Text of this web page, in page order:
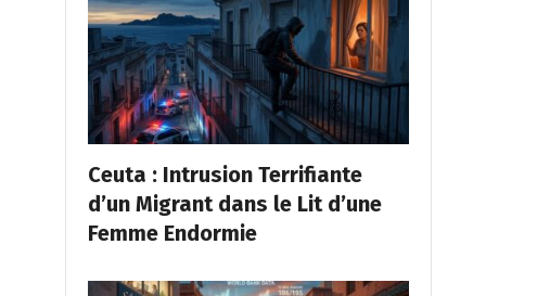
Ceuta : Intrusion Terrifiante
d’un Migrant dans le Lit d’une
Femme Endormie